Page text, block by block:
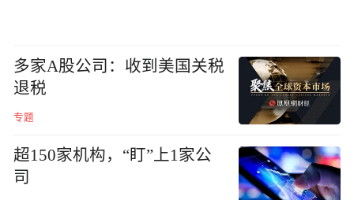
多家A股公司：收到美国关税
退税
专题
超150家机构，“盯”上1家公
司